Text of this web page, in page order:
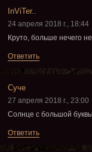
InViTer..
24 апреля 2018 г., 18:44
Круто, больше нечего
Ответить
Суче
27 апреля 2018 г., 23:00
Солнце с большой
Ответить